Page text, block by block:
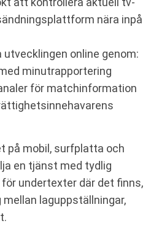
nära inpå
online genom:
minutrapportering
för matchinformation
på mobil, surfplatta och
en tjänst med tydlig
undertexter där det finns,
laguppställningar,